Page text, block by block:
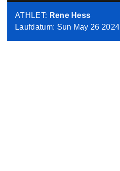
ATHLET: Rene Hess
Laufdatum: Sun May 26 2024